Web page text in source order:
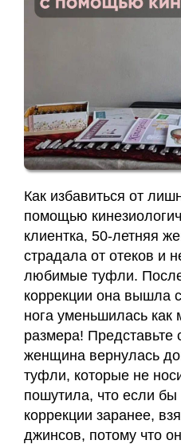
Карта
Как избавиться от
помощью
клиентка, 50-летняя
страдала от отеков и
любимые туфли.
коррекции она вышла
нога уменьшилась
размера! Представьте
женщина вернулась
туфли, которые не
пошутила, что если
коррекции заранее,
джинсов, потому что